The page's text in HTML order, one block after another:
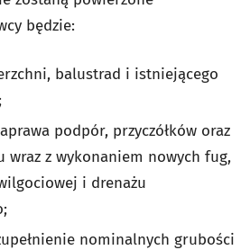
będzie:
balustrad i istniejącego
podpór, przyczółków oraz
wraz z wykonaniem nowych fug,
i drenażu
nominalnych grubości